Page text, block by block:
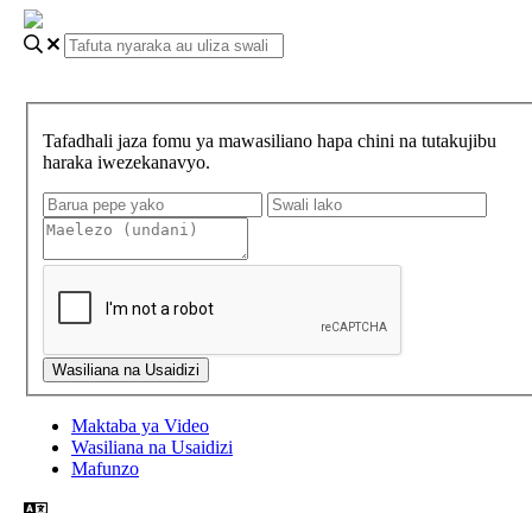
Tafadhali jaza fomu ya mawasiliano hapa chini na tutakujibu
haraka iwezekanavyo.
Maktaba ya Video
Wasiliana na Usaidizi
Mafunzo